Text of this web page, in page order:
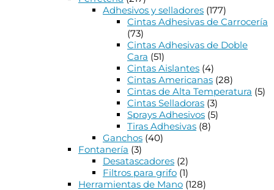
Adhesivos y selladores (177)
Cintas Adhesivas de Carrocería
(73)
Cintas Adhesivas de Doble
Cara (51)
Cintas Aislantes (4)
Cintas Americanas (28)
Cintas de Alta Temperatura (5)
Cintas Selladoras (3)
Sprays Adhesivos (5)
Tiras Adhesivas (8)
Ganchos (40)
Fontanería (3)
Desatascadores (2)
Filtros para grifo (1)
Herramientas de Mano (128)